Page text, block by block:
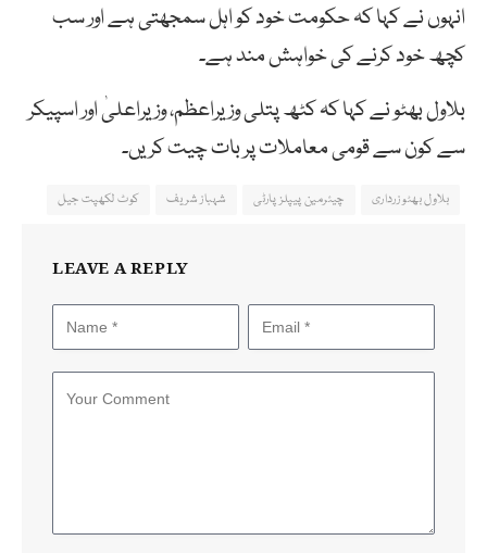
انہوں نے کہا کہ حکومت خود کو اہل سمجھتی ہے اور سب
کچھ خود کرنے کی خواہش مند ہے۔
بلاول بھٹو نے کہا کہ کٹھ پتلی وزیراعظم، وزیراعلیٰ اور اسپیکر
سے کون سے قومی معاملات پر بات چیت کریں۔
بلاول بھٹو زرداری چیئرمین پیپلز پارٹی شہباز شریف کوٹ لکھپت جیل
LEAVE A REPLY